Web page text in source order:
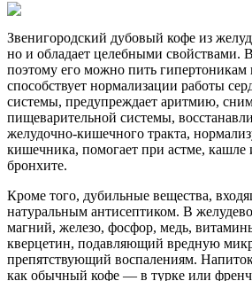
Звенигородский дубовый кофе из
но и обладает целебными свойствами.
поэтому его можно пить
способствует нормализации работы
системы, предупреждает аритмию,
пищеварительной системы,
желудочно-кишечного тракта,
кишечника, помогает при астме, кашле
бронхите.
Кроме того, дубильные вещества,
натуральным антисептиком. В
магний, железо, фосфор, медь,
кверцетин, подавляющий вредную
препятствующий воспалениям.
как обычный кофе — в турке или